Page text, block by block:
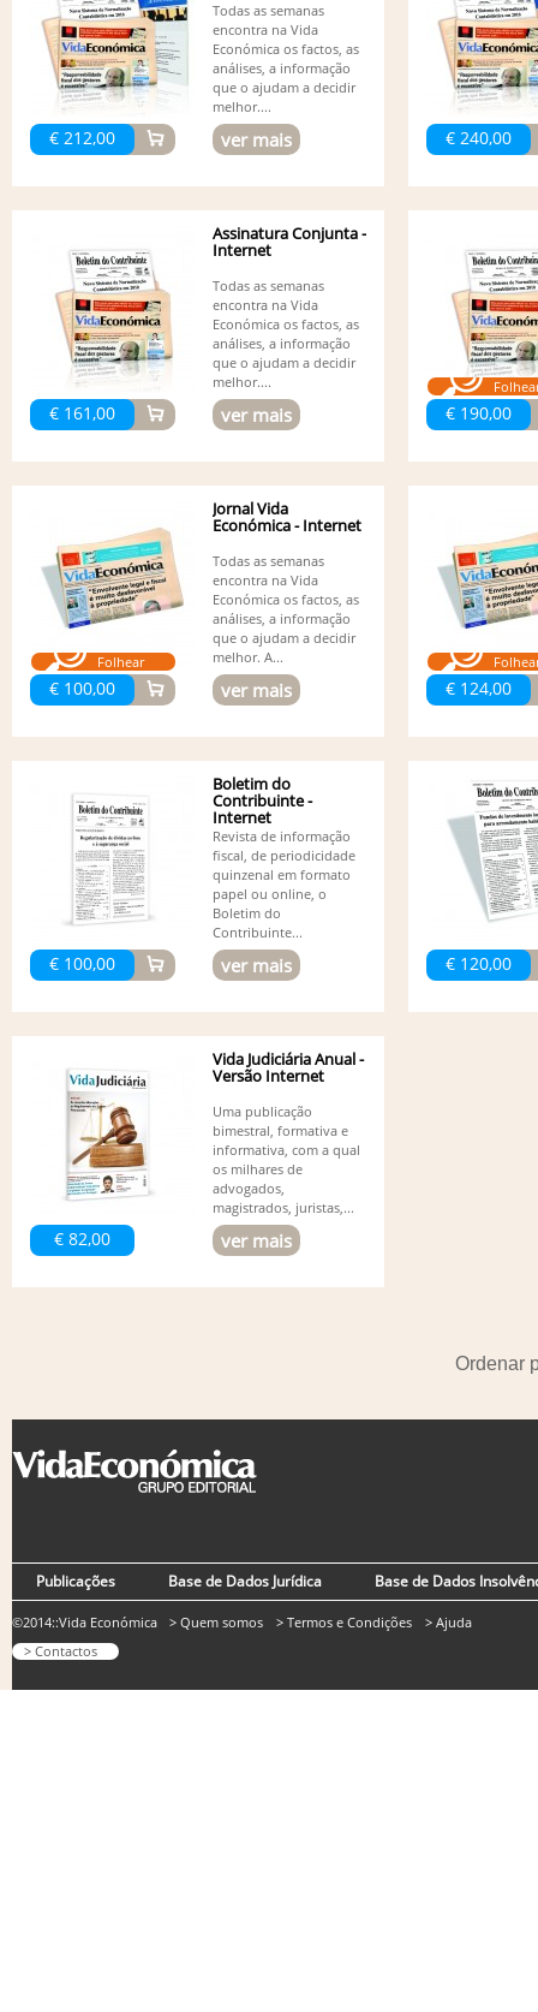
€ 212,00
Todas as semanas
encontra na Vida
Económica os factos, as
análises, a informação
que o ajudam a decidir
melhor....
ver mais € 240,00
€ 161,00
Assinatura Conjunta -
Internet
Todas as semanas
encontra na Vida
Económica os factos, as
análises, a informação
que o ajudam a decidir
melhor....
ver mais € 190,00
Folhear
€ 100,00
Jornal Vida
Económica - Internet
Todas as semanas
encontra na Vida
Económica os factos, as
análises, a informação
que o ajudam a decidir
melhor. A...
ver mais € 124,00
€ 100,00
Boletim do
Contribuinte -
Internet
Revista de informação
fiscal, de periodicidade
quinzenal em formato
papel ou online, o
Boletim do
Contribuinte...
ver mais € 120,00
€ 82,00
Vida Judiciária Anual -
Versão Internet
Uma publicação
bimestral, formativa e
informativa, com a qual
os milhares de
advogados,
magistrados, juristas,...
ver mais
Ordenar
Publicações Base de Dados Jurídica Base de Dados
©2014::Vida Económica
> Contactos
> Quem somos > Termos e Condições > Ajuda